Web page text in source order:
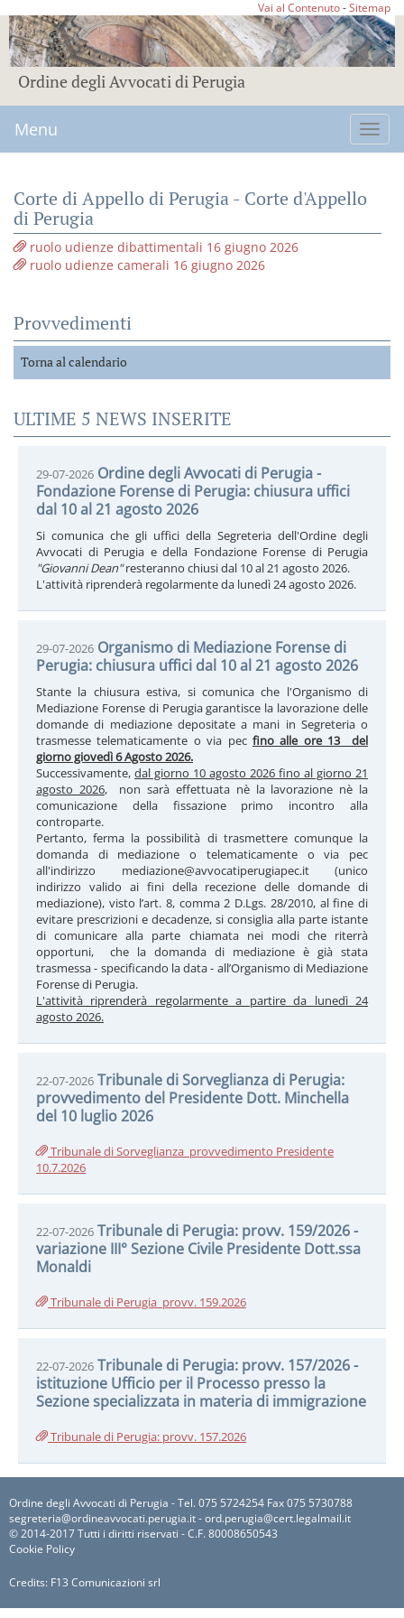
Vai al Contenuto-Sitemap
Ordine degli Avvocati di Perugia
Menu
Corte di Appello di Perugia - Corte d'Appello
di Perugia
ruolo udienze dibattimentali 16 giugno 2026
ruolo udienze camerali 16 giugno 2026
Provvedimenti
Torna al calendario
ULTIME 5 NEWS INSERITE
29-07-2026 Ordine degli Avvocati di Perugia -
Fondazione Forense di Perugia: chiusura uffici
dal 10 al 21 agosto 2026
Si comunica che gli uffici della Segreteria dell'Ordine degli
Avvocati di Perugia e della Fondazione Forense di Perugia
"Giovanni Dean"resteranno chiusi dal 10 al 21 agosto 2026.
L'attività riprenderà regolarmente da lunedì 24 agosto 2026.
29-07-2026 Organismo di Mediazione Forense di
Perugia: chiusura uffici dal 10 al 21 agosto 2026
Stante la chiusura estiva, si comunica che l'Organismo di
Mediazione Forense di Perugia garantisce la lavorazione delle
domande di mediazione depositate a mani in Segreteria o
trasmesse telematicamente o via pec fino alle ore 13 del
giorno giovedì 6 Agosto 2026.
Successivamente, dal giorno 10 agosto 2026 fino al giorno 21
agosto 2026, non sarà effettuata nè la lavorazione nè la
comunicazione della fissazione primo incontro alla
controparte.
Pertanto, ferma la possibilità di trasmettere comunque la
domanda di mediazione o telematicamente o via pec
all'indirizzo mediazione@avvocatiperugiapec.it (unico
indirizzo valido ai fini della recezione delle domande di
mediazione), visto l’art. 8, comma 2 D.Lgs. 28/2010, al fine di
evitare prescrizioni e decadenze, si consiglia alla parte istante
di comunicare alla parte chiamata nei modi che riterrà
opportuni, che la domanda di mediazione è già stata
trasmessa - specificando la data - all’Organismo di Mediazione
Forense di Perugia.
L'attività riprenderà regolarmente a partire da lunedì 24
agosto 2026.
22-07-2026 Tribunale di Sorveglianza di Perugia:
provvedimento del Presidente Dott. Minchella
del 10 luglio 2026
Tribunale di Sorveglianza_provvedimento Presidente
10.7.2026
22-07-2026 Tribunale di Perugia: provv. 159/2026 -
variazione III° Sezione Civile Presidente Dott.ssa
Monaldi
Tribunale di Perugia_provv. 159.2026
22-07-2026 Tribunale di Perugia: provv. 157/2026 -
istituzione Ufficio per il Processo presso la
Sezione specializzata in materia di immigrazione
Tribunale di Perugia: provv. 157.2026
Ordine degli Avvocati di Perugia - Tel. 075 5724254 Fax 075 5730788
segreteria@ordineavvocati.perugia.it - ord.perugia@cert.legalmail.it
© 2014-2017 Tutti i diritti riservati - C.F. 80008650543
Cookie Policy
Credits: F13 Comunicazioni srl